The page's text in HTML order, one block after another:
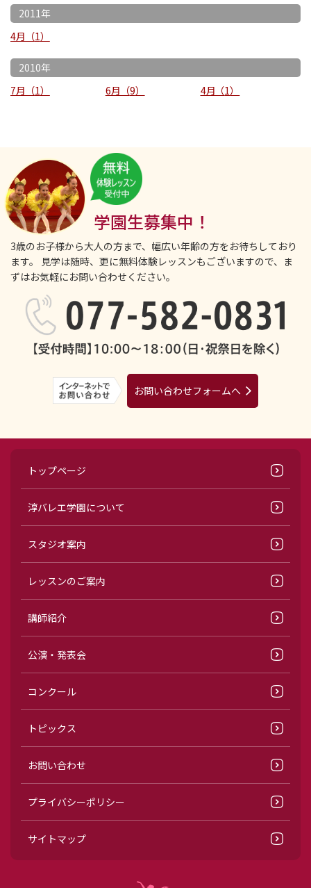
2011年
4月
1
2010年
7月
1 6月 9 4月 1
学園生募集中！
3歳のお子様から大人の方まで、幅広い年齢の方をお待ちしており
ます。
見学は随時、更に無料体験レッスンもございますので、ま
ずはお気軽にお問い合わせください。
お問い合わせフォームへ
トップページ
淳バレエ学園について
スタジオ案内
レッスンのご案内
講師紹介
公演・発表会
コンクール
トピックス
お問い合わせ
プライバシーポリシー
サイトマップ